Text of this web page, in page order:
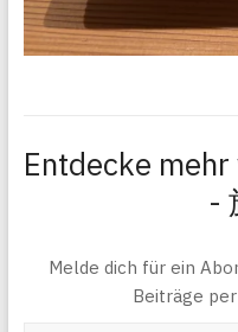
Entdecke
-
Melde dich für ein
Beiträge